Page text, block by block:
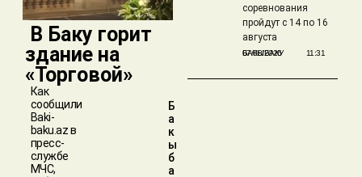
​ В Баку горит
здание на
«Торговой»
Как
сообщили
Baki-
baku.az в
пресс-
службе
МЧС,
Б
а
к
ы
б
а
соревнования
пройдут с 14 по 16
августа
БАКЫБАКУ
07/08/2026 11:31